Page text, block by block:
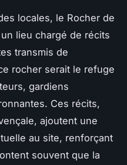
locales, le Rocher de
lieu chargé de récits
transmis de
rocher serait le refuge
gardiens
Ces récits,
ajoutent une
au site, renforçant
souvent que la